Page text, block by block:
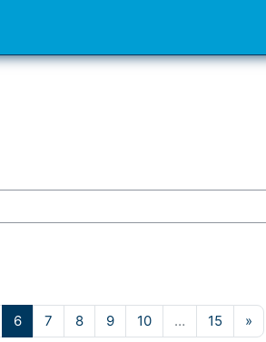
5
6Seite 6
7 Seite 7
8Seite 8
9Seite 9
10Seite 10
… 15 Seite 15
»